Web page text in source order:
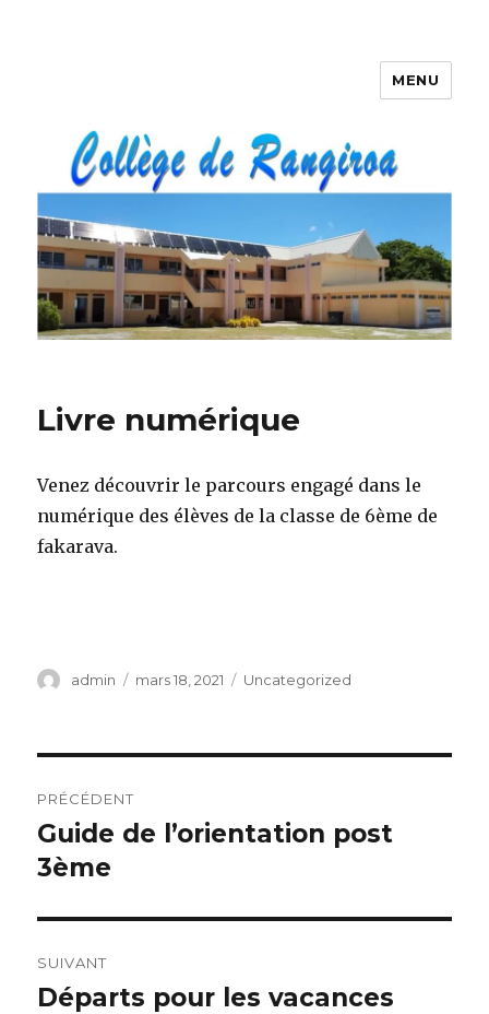
MENU
Livre numérique
Venez découvrir le parcours engagé dans le
numérique des élèves de la classe de 6ème de
fakarava.
Auteur
admin
Publié
mars 18, 2021 Catégories
Uncategorized
de
l’article
PRÉCÉDENT
Publication
précédente :
Guide de l’orientation post
3ème
SUIVANT
Publication
Départs pour les vacances